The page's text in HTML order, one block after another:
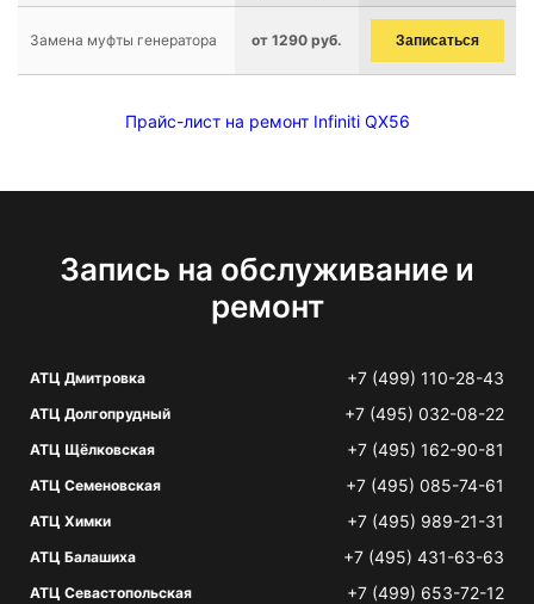
Замена муфты генератора от 1290 руб. Записаться
Прайс-лист на ремонт Infiniti QX56
Запись на обслуживание и
ремонт
АТЦ Дмитровка +7 (499) 110-28-43
АТЦ Долгопрудный +7 (495) 032-08-22
АТЦ Щёлковская +7 (495) 162-90-81
АТЦ Семеновская +7 (495) 085-74-61
АТЦ Химки +7 (495) 989-21-31
АТЦ Балашиха +7 (495) 431-63-63
АТЦ Севастопольская +7 (499) 653-72-12